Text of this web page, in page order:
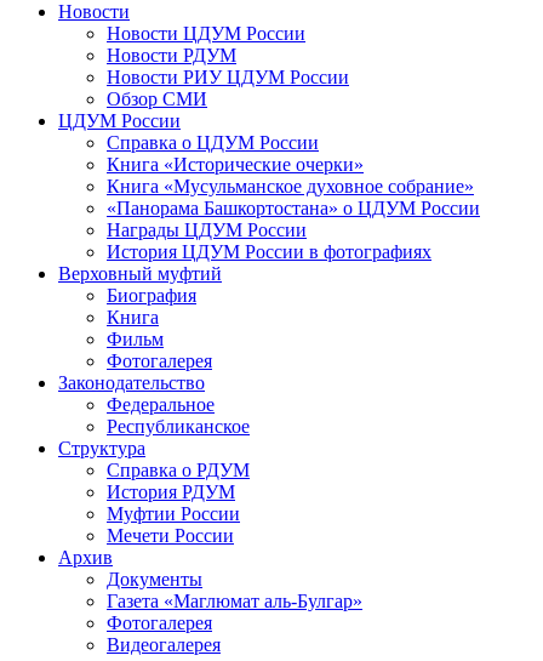
Новости
Новости ЦДУМ России
Новости РДУМ
Новости РИУ ЦДУМ России
Обзор СМИ
ЦДУМ России
Справка о ЦДУМ России
Книга «Исторические очерки»
Книга «Мусульманское духовное собрание»
«Панорама Башкортостана» о ЦДУМ России
Награды ЦДУМ России
История ЦДУМ России в фотографиях
Верховный муфтий
Биография
Книга
Фильм
Фотогалерея
Законодательство
Федеральное
Республиканское
Структура
Справка о РДУМ
История РДУМ
Муфтии России
Мечети России
Архив
Документы
Газета «Маглюмат аль-Булгар»
Фотогалерея
Видеогалерея